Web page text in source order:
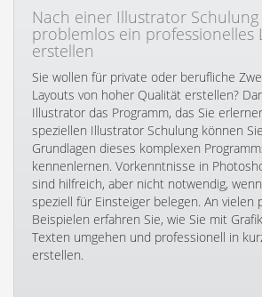
Nach einer Illustrator
problemlos ein professionelles
erstellen
Sie wollen für private oder berufliche
Layouts von hoher Qualität erstellen?
Illustrator das Programm, das Sie
speziellen Illustrator Schulung können
Grundlagen dieses komplexen
kennenlernen. Vorkenntnisse in
sind hilfreich, aber nicht notwendig,
speziell für Einsteiger belegen. An vielen
Beispielen erfahren Sie, wie Sie mit
Texten umgehen und professionell in
erstellen.